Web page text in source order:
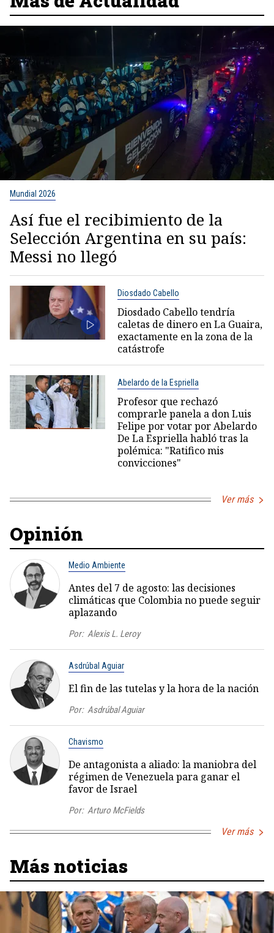
Mundial 2026
Así fue el recibimiento de la
Selección Argentina en su país:
Messi no llegó
Diosdado Cabello
Diosdado Cabello tendría
caletas de dinero en La Guaira,
exactamente en la zona de la
catástrofe
Abelardo de la Espriella
Profesor que rechazó
comprarle panela a don Luis
Felipe por votar por Abelardo
De La Espriella habló tras la
polémica: "Ratifico mis
convicciones"
Ver más
Opinión
Medio Ambiente
Antes del 7 de agosto: las decisiones
climáticas que Colombia no puede seguir
aplazando
Por: Alexis L. Leroy
Asdrúbal Aguiar
El fin de las tutelas y la hora de la nación
Por: Asdrúbal Aguiar
Chavismo
De antagonista a aliado: la maniobra del
régimen de Venezuela para ganar el
favor de Israel
Por: Arturo McFields
Ver más
Más noticias